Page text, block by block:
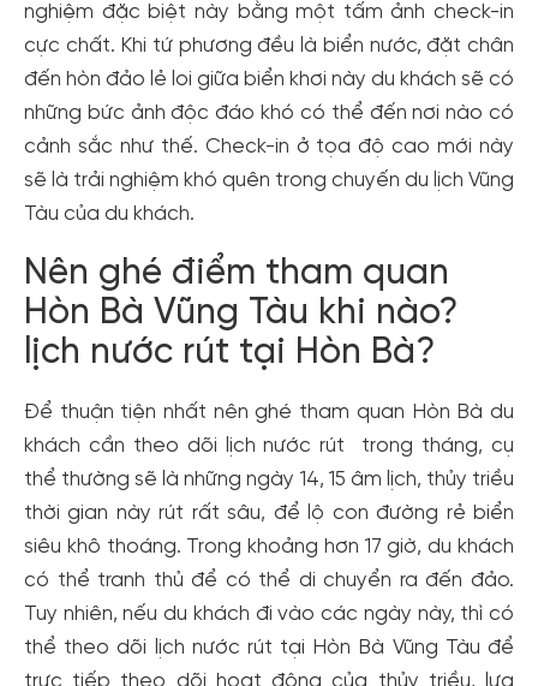
nghiệm đặc biệt này bằng một tấm ảnh check-in
cực chất. Khi tứ phương đều là biển nước, đặt chân
đến hòn đảo lẻ loi giữa biển khơi này du khách sẽ có
những bức ảnh độc đáo khó có thể đến nơi nào có
cảnh sắc như thế. Check-in ở tọa độ cao mới này
sẽ là trải nghiệm khó quên trong chuyến du lịch Vũng
Tàu của du khách.
Nên ghé điểm tham quan
Hòn Bà Vũng Tàu khi nào?
lịch nước rút tại Hòn Bà?
Để thuận tiện nhất nên ghé tham quan Hòn Bà du
khách cần theo dõi lịch nước rút trong tháng, cụ
thể thường sẽ là những ngày 14, 15 âm lịch, thủy triều
thời gian này rút rất sâu, để lộ con đường rẻ biển
siêu khô thoáng. Trong khoảng hơn 17 giờ, du khách
có thể tranh thủ để có thể di chuyển ra đến đảo.
Tuy nhiên, nếu du khách đi vào các ngày này, thì có
thể theo dõi lịch nước rút tại Hòn Bà Vũng Tàu để